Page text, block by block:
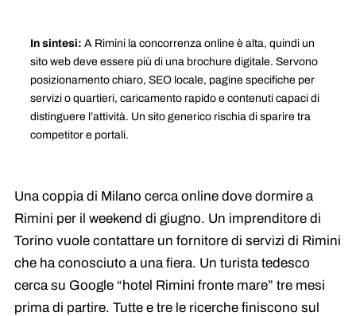
In sintesi: A Rimini la concorrenza online è alta, quindi un
sito web deve essere più di una brochure digitale. Servono
posizionamento chiaro, SEO locale, pagine specifiche per
servizi o quartieri, caricamento rapido e contenuti capaci di
distinguere l’attività. Un sito generico rischia di sparire tra
competitor e portali.
Una coppia di Milano cerca online dove dormire a
Rimini per il weekend di giugno. Un imprenditore di
Torino vuole contattare un fornitore di servizi di Rimini
che ha conosciuto a una fiera. Un turista tedesco
cerca su Google “hotel Rimini fronte mare” tre mesi
prima di partire. Tutte e tre le ricerche finiscono sul